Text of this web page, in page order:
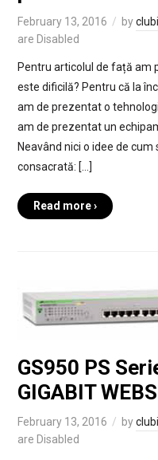
February 13, 2016 by
are Disabled
Pentru articolul de față am
este dificilă? Pentru că la
am de prezentat o
am de prezentat un
Neavând nici o idee de
consacrată: […]
Read more ›
GS950 PS
GIGABIT
February 13, 2016 by
are Disabled